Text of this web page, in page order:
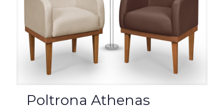
Poltrona Athenas